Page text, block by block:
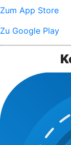
Zum App Store
Zu Google Play